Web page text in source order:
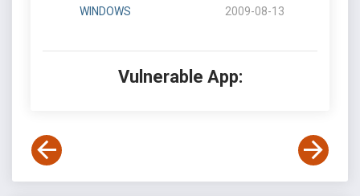
WINDOWS 2009-08-13
Vulnerable App: